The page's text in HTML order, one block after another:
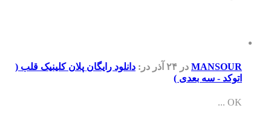
MANSOUR در ۲۴ آذر در: دانلود رایگان پلان کلینیک قلب (
اتوکد - سه بعدی )
OK ...